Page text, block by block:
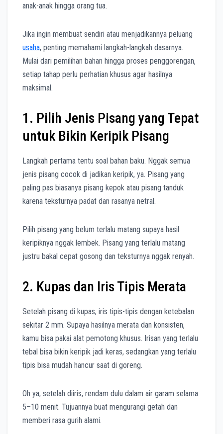
anak-anak hingga orang tua.
Jika ingin membuat sendiri atau menjadikannya peluang
usaha, penting memahami langkah-langkah dasarnya.
Mulai dari pemilihan bahan hingga proses penggorengan,
setiap tahap perlu perhatian khusus agar hasilnya
maksimal.
1. Pilih Jenis Pisang yang Tepat
untuk Bikin Keripik Pisang
Langkah pertama tentu soal bahan baku. Nggak semua
jenis pisang cocok di jadikan keripik, ya. Pisang yang
paling pas biasanya pisang kepok atau pisang tanduk
karena teksturnya padat dan rasanya netral.
Pilih pisang yang belum terlalu matang supaya hasil
keripiknya nggak lembek. Pisang yang terlalu matang
justru bakal cepat gosong dan teksturnya nggak renyah.
2. Kupas dan Iris Tipis Merata
Setelah pisang di kupas, iris tipis-tipis dengan ketebalan
sekitar 2 mm. Supaya hasilnya merata dan konsisten,
kamu bisa pakai alat pemotong khusus. Irisan yang terlalu
tebal bisa bikin keripik jadi keras, sedangkan yang terlalu
tipis bisa mudah hancur saat di goreng.
Oh ya, setelah diiris, rendam dulu dalam air garam selama
5–10 menit. Tujuannya buat mengurangi getah dan
memberi rasa gurih alami.